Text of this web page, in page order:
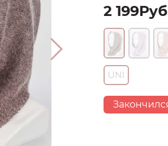
2
UNI